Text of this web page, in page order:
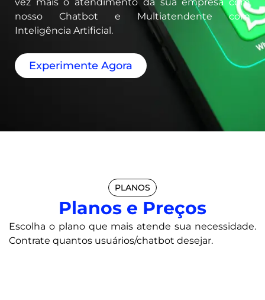
nosso Chatbot e Multiatendente com
Inteligência Artificial.
Experimente Agora
PLANOS
Planos e Preços
Escolha o plano que mais atende sua necessidade.
Contrate quantos usuários/chatbot desejar.